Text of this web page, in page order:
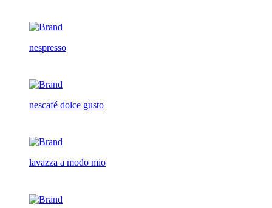
nespresso
nescafé dolce gusto
lavazza a modo mio